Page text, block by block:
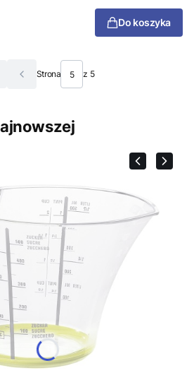
Do koszyka
do pierwszej strony z produktami
Strona z 5